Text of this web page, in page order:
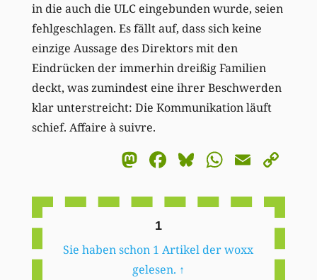
in die auch die ULC eingebunden wurde, seien
fehlgeschlagen. Es fällt auf, dass sich keine
einzige Aussage des Direktors mit den
Eindrücken der immerhin dreißig Familien
deckt, was zumindest eine ihrer Beschwerden
klar unterstreicht: Die Kommunikation läuft
schief. Affaire à suivre.
Mastodon
Facebook
BlueskyEmail
1
Sie haben schon 1 Artikel der woxx
gelesen. ↑